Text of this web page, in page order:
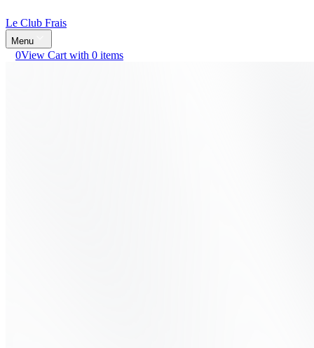
Le Club Frais
Menu
0View Cart with 0 items